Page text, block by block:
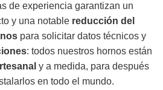
de experiencia garantizan un
y una notable reducción del
para solicitar datos técnicos y
: todos nuestros hornos están
y a medida, para después
en todo el mundo.